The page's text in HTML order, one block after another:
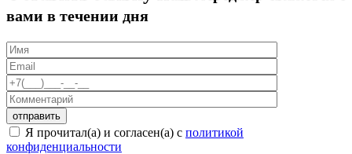
вами в течении дня
Я прочитал(а) и согласен(а) с политикой
конфиденциальности